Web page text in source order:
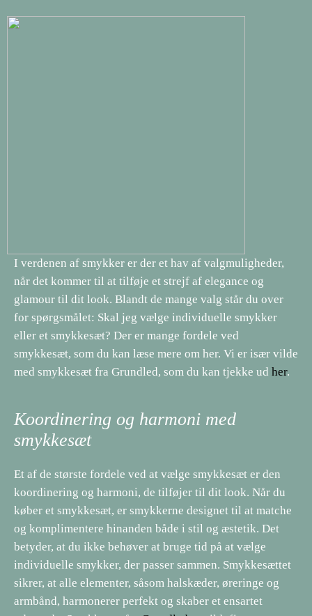
I verdenen af smykker er der et hav af valgmuligheder,
når det kommer til at tilføje et strejf af elegance og
glamour til dit look. Blandt de mange valg står du over
for spørgsmålet: Skal jeg vælge individuelle smykker
eller et smykkesæt? Der er mange fordele ved
smykkesæt, som du kan læse mere om her. Vi er især vilde
med smykkesæt fra Grundled, som du kan tjekke ud her.
Koordinering og harmoni med
smykkesæt
Et af de største fordele ved at vælge smykkesæt er den
koordinering og harmoni, de tilføjer til dit look. Når du
køber et smykkesæt, er smykkerne designet til at matche
og komplimentere hinanden både i stil og æstetik. Det
betyder, at du ikke behøver at bruge tid på at vælge
individuelle smykker, der passer sammen. Smykkesættet
sikrer, at alle elementer, såsom halskæder, øreringe og
armbånd, harmonerer perfekt og skaber et ensartet